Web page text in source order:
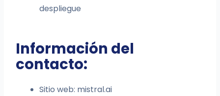
despliegue
Información del
contacto:
Sitio web: mistral.ai